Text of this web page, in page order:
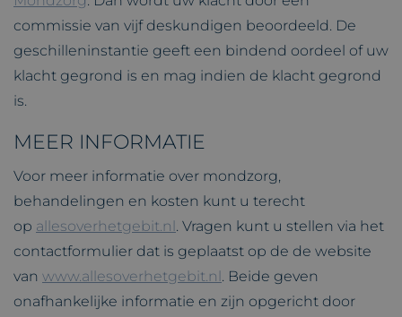
commissie van vijf deskundigen beoordeeld. De
geschilleninstantie geeft een bindend oordeel of uw
klacht gegrond is en mag indien de klacht gegrond
is.
MEER INFORMATIE
Voor meer informatie over mondzorg,
behandelingen en kosten kunt u terecht
op allesoverhetgebit.nl. Vragen kunt u stellen via het
contactformulier dat is geplaatst op de de website
van www.allesoverhetgebit.nl. Beide geven
onafhankelijke informatie en zijn opgericht door